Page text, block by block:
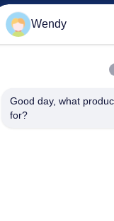
Eventos
Wendy
Good day, what
for?